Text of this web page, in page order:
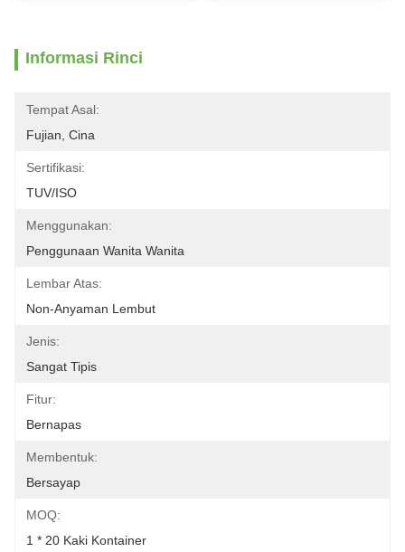
Informasi Rinci
Tempat Asal:
Fujian, Cina
Sertifikasi:
TUV/ISO
Menggunakan:
Penggunaan Wanita Wanita
Lembar Atas:
Non-Anyaman Lembut
Jenis:
Sangat Tipis
Fitur:
Bernapas
Membentuk:
Bersayap
MOQ:
1 * 20 Kaki Kontainer